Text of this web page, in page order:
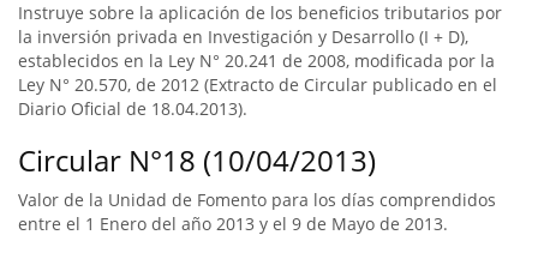
Instruye sobre la aplicación de los beneficios tributarios por
la inversión privada en Investigación y Desarrollo (I + D),
establecidos en la Ley N° 20.241 de 2008, modificada por la
Ley N° 20.570, de 2012 (Extracto de Circular publicado en el
Diario Oficial de 18.04.2013).
Circular N°18 (10/04/2013)
Valor de la Unidad de Fomento para los días comprendidos
entre el 1 Enero del año 2013 y el 9 de Mayo de 2013.